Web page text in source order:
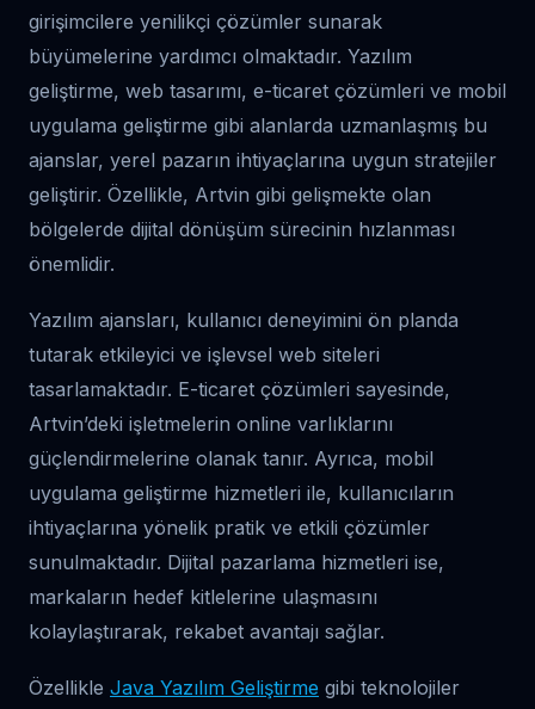
girişimcilere yenilikçi çözümler sunarak
büyümelerine yardımcı olmaktadır. Yazılım
geliştirme, web tasarımı, e-ticaret çözümleri ve mobil
uygulama geliştirme gibi alanlarda uzmanlaşmış bu
ajanslar, yerel pazarın ihtiyaçlarına uygun stratejiler
geliştirir. Özellikle, Artvin gibi gelişmekte olan
bölgelerde dijital dönüşüm sürecinin hızlanması
önemlidir.
Yazılım ajansları, kullanıcı deneyimini ön planda
tutarak etkileyici ve işlevsel web siteleri
tasarlamaktadır. E-ticaret çözümleri sayesinde,
Artvin’deki işletmelerin online varlıklarını
güçlendirmelerine olanak tanır. Ayrıca, mobil
uygulama geliştirme hizmetleri ile, kullanıcıların
ihtiyaçlarına yönelik pratik ve etkili çözümler
sunulmaktadır. Dijital pazarlama hizmetleri ise,
markaların hedef kitlelerine ulaşmasını
kolaylaştırarak, rekabet avantajı sağlar.
Özellikle Java Yazılım Geliştirme gibi teknolojiler